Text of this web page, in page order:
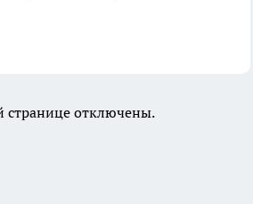
странице отключены.